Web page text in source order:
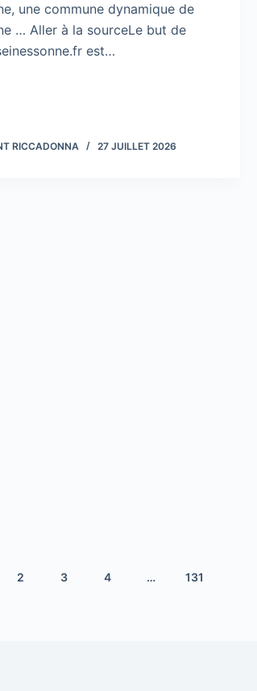
une commune dynamique de
… Aller à la sourceLe but de
est…
RICCADONNA 27 JUILLET 2026
2 3 4 … 131